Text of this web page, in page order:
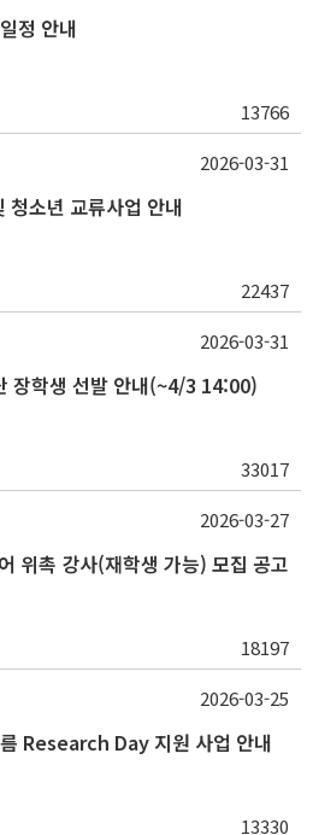
정 안내
13766
청소년 교류사업 안내
22437
2026-03-31
장학생 선발 안내(~4/3 14:00)
33017
2026-03-31
위촉 강사(재학생 가능) 모집 공고
18197
2026-03-27
Research Day 지원 사업 안내
13330
2026-03-25